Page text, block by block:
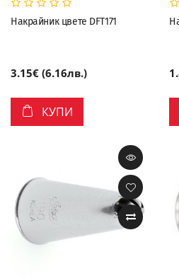
Накрайник цвете DFT171
3.15€ (6.16лв.)
КУПИ